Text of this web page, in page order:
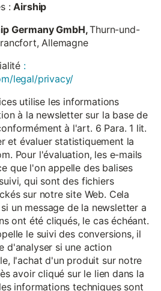
:Airship
Germany GmbH,Thurn-und-
Allemagne
:
legal/privacy/
utilise les informations
à la newsletter sur la base de
à l'art. 6 Para. 1 lit.
et évaluer statistiquement la
Pour l'évaluation, les e-mails
que l'on appelle des balises
qui sont des fichiers
sur notre site Web. Cela
un message de la newsletter a
ont été cliqués, le cas échéant.
le suivi des conversions, il
d'analyser si une action
l'achat d'un produit sur notre
avoir cliqué sur le lien dans la
informations techniques sont